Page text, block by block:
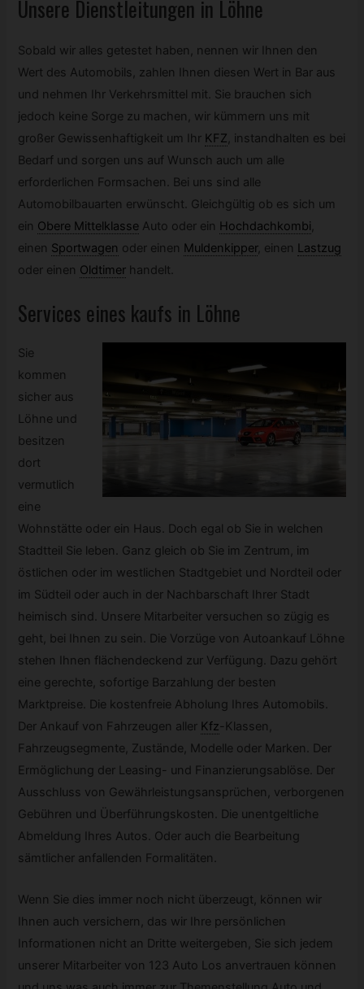
Unsere Dienstleitungen in Löhne
Sobald wir alles getestet haben, nennen wir Ihnen den
Wert des Automobils, zahlen Ihnen diesen Wert in Bar aus
und nehmen Ihr Verkehrsmittel mit. Sie brauchen sich
jedoch keine Sorge zu machen, wir kümmern uns mit
großer Gewissenhaftigkeit um Ihr KFZ, instandhalten es bei
Bedarf und sorgen uns auf Wunsch auch um alle
erforderlichen Formsachen. Bei uns sind alle
Automobilbauarten erwünscht. Gleichgültig ob es sich um
ein Obere Mittelklasse Auto oder ein Hochdachkombi,
einen Sportwagen oder einen Muldenkipper, einen Lastzug
oder einen Oldtimer handelt.
Services eines kaufs in Löhne
Sie
kommen
sicher aus
Löhne und
besitzen
dort
vermutlich
eine
Wohnstätte oder ein Haus. Doch egal ob Sie in welchen
Stadtteil Sie leben. Ganz gleich ob Sie im Zentrum, im
östlichen oder im westlichen Stadtgebiet und Nordteil oder
im Südteil oder auch in der Nachbarschaft Ihrer Stadt
heimisch sind. Unsere Mitarbeiter versuchen so zügig es
geht, bei Ihnen zu sein. Die Vorzüge von Autoankauf Löhne
stehen Ihnen flächendeckend zur Verfügung. Dazu gehört
eine gerechte, sofortige Barzahlung der besten
Marktpreise. Die kostenfreie Abholung Ihres Automobils.
Der Ankauf von Fahrzeugen aller Kfz- Klassen,
Fahrzeugsegmente, Zustände, Modelle oder Marken. Der
Ermöglichung der Leasing- und Finanzierungsablöse. Der
Ausschluss von Gewährleistungsansprüchen, verborgenen
Gebühren und Überführungskosten. Die unentgeltliche
Abmeldung Ihres Autos. Oder auch die Bearbeitung
sämtlicher anfallenden Formalitäten.
Wenn Sie dies immer noch nicht überzeugt, können wir
Ihnen auch versichern, das wir Ihre persönlichen
Informationen nicht an Dritte weitergeben, Sie sich jedem
unserer Mitarbeiter von 123 Auto Los anvertrauen können